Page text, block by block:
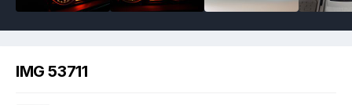
IMG 53711